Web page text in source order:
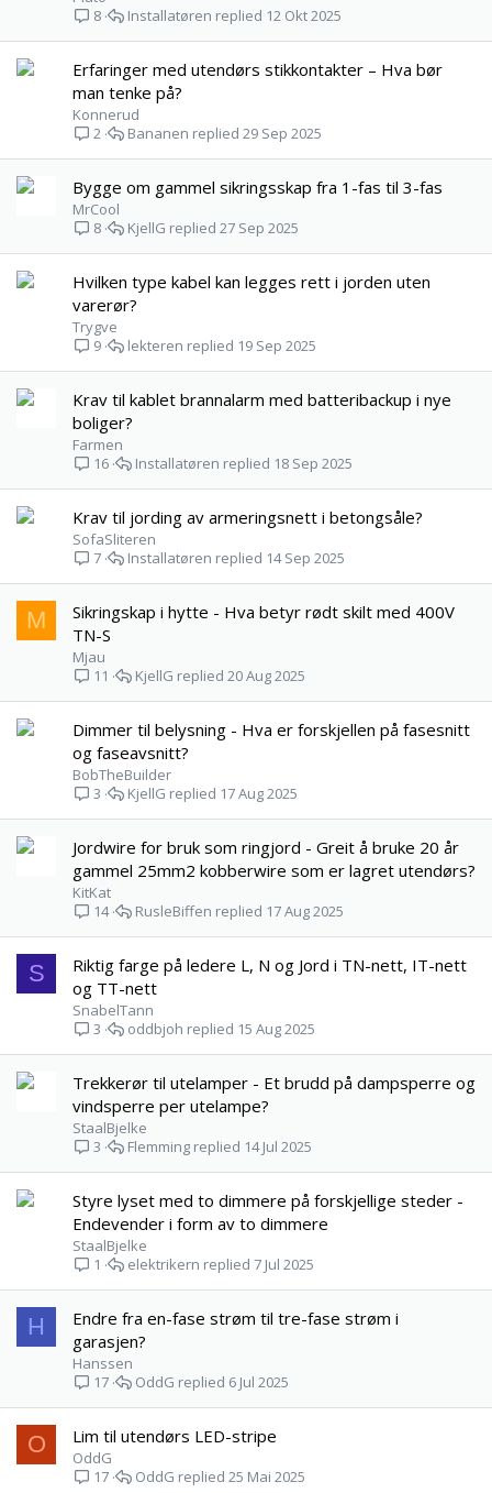
8
12 Okt 2025
Installatøren
Erfaringer med utendørs stikkontakter – Hva bør
man tenke på?
Konnerud
2
29 Sep 2025
Bananen
Bygge om gammel sikringsskap fra 1-fas til 3-fas
MrCool
8
27 Sep 2025
KjellG
Hvilken type kabel kan legges rett i jorden uten
varerør?
Trygve
9
19 Sep 2025
lekteren
Krav til kablet brannalarm med batteribackup i nye
boliger?
Farmen
16
18 Sep 2025
Installatøren
Krav til jording av armeringsnett i betongsåle?
SofaSliteren
7
14 Sep 2025
Installatøren
M
Sikringskap i hytte - Hva betyr rødt skilt med 400V
TN-S
Mjau
11
20 Aug 2025
KjellG
Dimmer til belysning - Hva er forskjellen på fasesnitt
og faseavsnitt?
BobTheBuilder
3
17 Aug 2025
KjellG
Jordwire for bruk som ringjord - Greit å bruke 20 år
gammel 25mm2 kobberwire som er lagret utendørs?
KitKat
14
17 Aug 2025
RusleBiffen
S
Riktig farge på ledere L, N og Jord i TN-nett, IT-nett
og TT-nett
SnabelTann
3
15 Aug 2025
oddbjoh
Trekkerør til utelamper - Et brudd på dampsperre og
vindsperre per utelampe?
StaalBjelke
3
14 Jul 2025
Flemming
Styre lyset med to dimmere på forskjellige steder -
Endevender i form av to dimmere
StaalBjelke
1
7 Jul 2025
elektrikern
H
Endre fra en-fase strøm til tre-fase strøm i
garasjen?
Hanssen
17
6 Jul 2025
OddG
O Lim til utendørs LED-stripe
OddG
17
25 Mai 2025
OddG